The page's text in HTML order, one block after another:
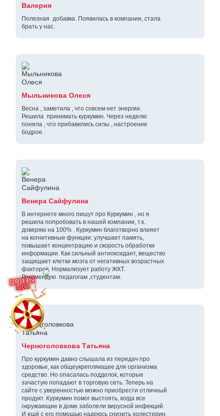
Валерия
Полезная добавка. Появилась в компании, стала
брать у нас.
Мыльникова Олеся
Весна , заметила , что совсем нет энергии.
Решила принимать куркумин. Через неделю
поняла , что прибавились силы , настроение
бодрое .
Венера Сайфулина
В интернете много пишут про Куркумин , но я
решила попробовать в нашей компании, т.к.
доверяю на 100% . Куркумин благотворно влияет
на когнитивные функции: улучшает память,
повышает концентрацию и скорость обработки
информации. Как сильный антиоксидант, вещество
защищает клетки мозга от негативных возрастных
факторов. Нормализует работу ЖКТ.
Рекомендую педагогам ,студентам.
Черноголовкова Татьяна
Про куркумин давно слышала из передач про
здоровье, как общеукрепляющее для организма
средство. Но опасалась подделок, которые
зачастую попадают в торговую сеть. Теперь на
сайте с уверенностью можно приобрести отличный
продукт. Куркумин помог выстоять, когда все
окружающие в доме заболели вирусной инфекций.
И ещё с его помощью надеюсь снизить холестерин.